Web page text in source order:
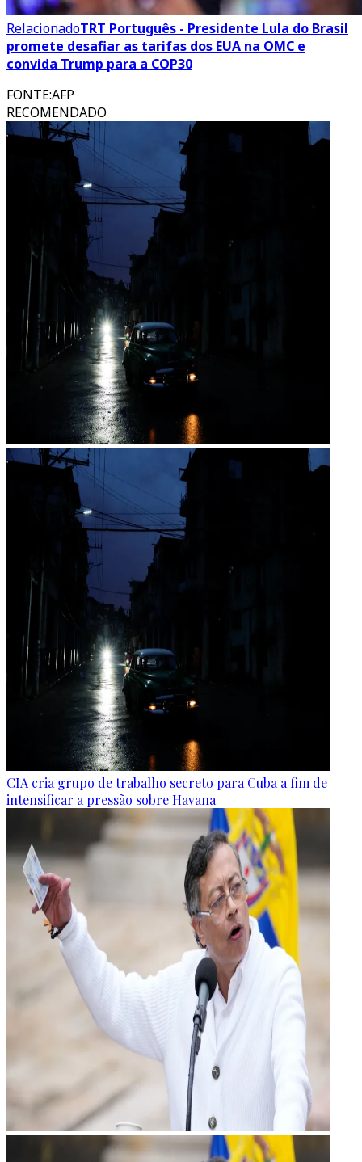
RelacionadoTRT Português - Presidente Lula do Brasil
promete desafiar as tarifas dos EUA na OMC e
convida Trump para a COP30
FONTE:AFP
RECOMENDADO
CIA cria grupo de trabalho secreto para Cuba a fim de
intensificar a pressão sobre Havana